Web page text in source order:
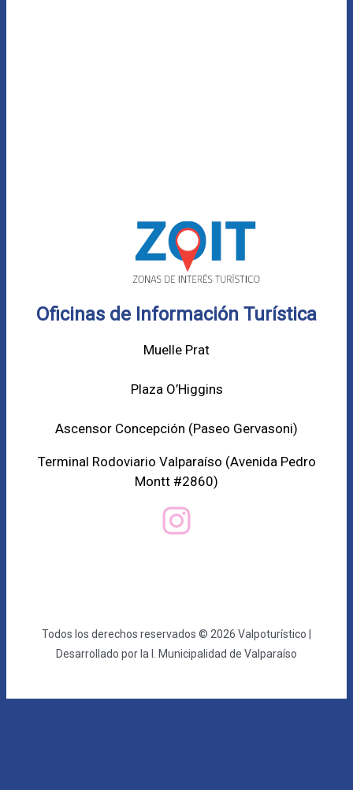
Oficinas de Información Turística
Muelle Prat
Plaza O’Higgins
Ascensor Concepción (Paseo Gervasoni)
Terminal Rodoviario Valparaíso (Avenida Pedro
Montt #2860)
Todos los derechos reservados © 2026 Valpoturístico |
Desarrollado por la I. Municipalidad de Valparaíso